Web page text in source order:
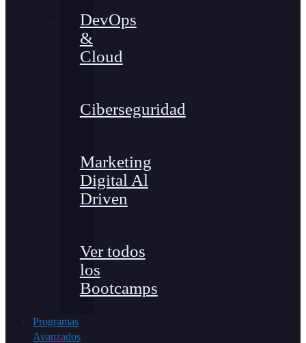
DevOps
&
Cloud
Ciberseguridad
Marketing
Digital Al
Driven
Ver todos
los
Bootcamps
Programas
Avanzados